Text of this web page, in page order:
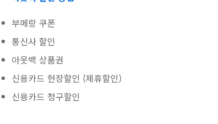
부메랑 쿠폰
통신사 할인
아웃백 상품권
신용카드 현장할인 (제휴할인)
신용카드 청구할인